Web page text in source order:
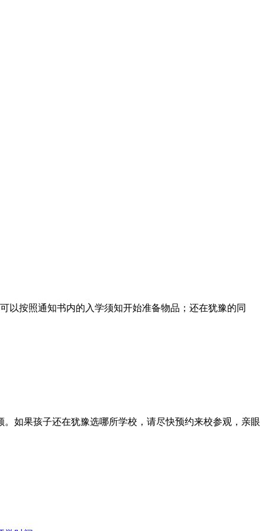
以按照通知书内的入学须知开始准备物品；还在犹豫的同
如果孩子还在犹豫选哪所学校，请尽快预约来校参观，亲眼